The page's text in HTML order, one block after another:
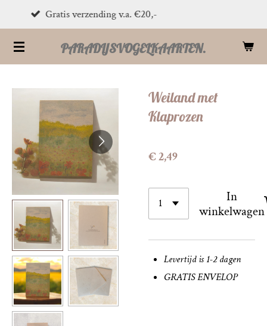
direct
naar
de
hoofdinhoud
PARADIJSVOGELKAARTEN.
PostNL verzending 1-2 dagen
Weiland met
Klaprozen
€ 2,49
In
winkelwagen
Levertijd is 1-2 dagen
GRATIS ENVELOP